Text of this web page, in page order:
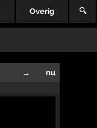
Overig 🔍
→ nu